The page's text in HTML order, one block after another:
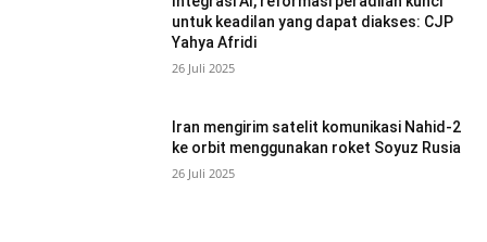
untuk keadilan yang dapat diakses: CJP
Yahya Afridi
26 Juli 2025
Iran mengirim satelit komunikasi Nahid-2
ke orbit menggunakan roket Soyuz Rusia
26 Juli 2025